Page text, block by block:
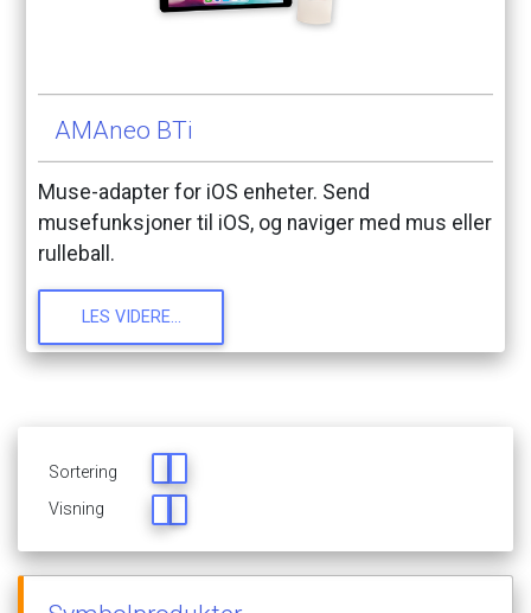
AMAneo BTi
Muse-adapter for iOS enheter. Send
musefunksjoner til iOS, og naviger med mus eller
rulleball.
LES VIDERE...
Sortering
Visning